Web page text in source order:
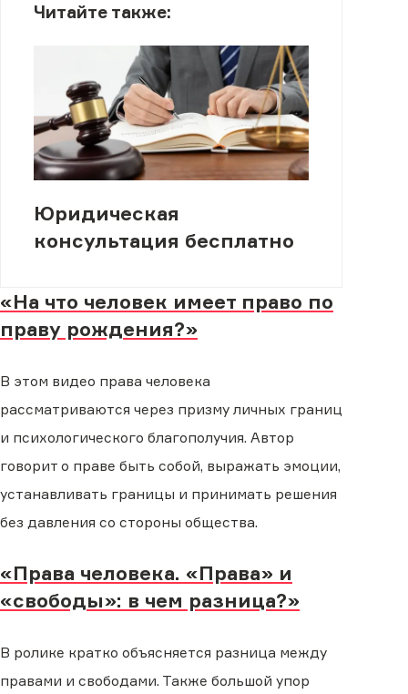
Читайте также:
Юридическая
консультация бесплатно
«На что человек имеет право по
праву рождения?»
В этом видео права человека
рассматриваются через призму личных границ
и психологического благополучия. Автор
говорит о праве быть собой, выражать эмоции,
устанавливать границы и принимать решения
без давления со стороны общества.
«Права человека. «Права» и
«свободы»: в чем разница?»
В ролике кратко объясняется разница между
правами и свободами. Также большой упор